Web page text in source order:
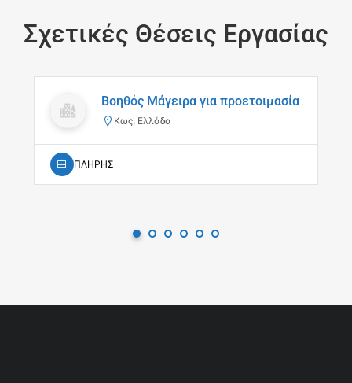
Σχετικές Θέσεις Εργασίας
Βοηθός Μάγειρα για προετοιμασία
Κως, Ελλάδα
ΠΛΗΡΗΣ